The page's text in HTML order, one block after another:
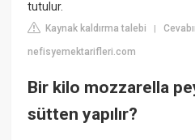
tutulur.
Kaynak kaldırma talebi |
nefisyemektarifleri.com
Bir kilo mozzarella
sütten yapılır?